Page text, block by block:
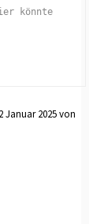
könnte
2 Januar 2025von